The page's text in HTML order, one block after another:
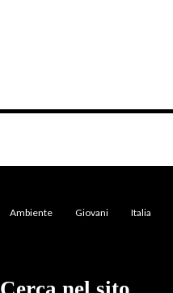
Ambiente Giovani Italia